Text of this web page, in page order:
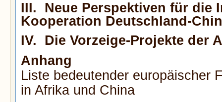
III. Neue Perspektiven für die
Kooperation Deutschland-
IV. Die Vorzeige-Projekte der
Anhang
Liste bedeutender europäischer
in Afrika und China